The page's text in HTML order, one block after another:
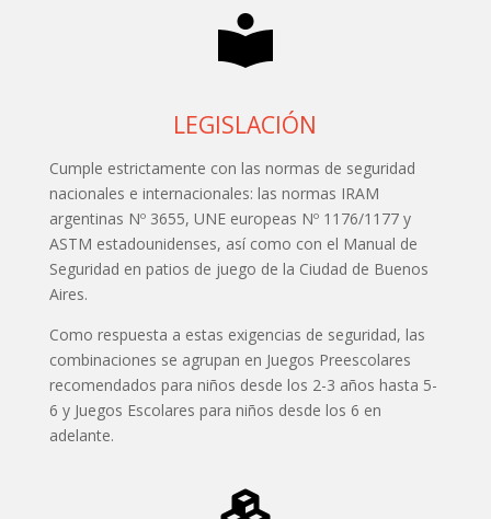
LEGISLACIÓN
Cumple estrictamente con las normas de seguridad
nacionales e internacionales: las normas IRAM
argentinas Nº 3655, UNE europeas Nº 1176/1177 y
ASTM estadounidenses, así como con el Manual de
Seguridad en patios de juego de la Ciudad de Buenos
Aires.
Como respuesta a estas exigencias de seguridad, las
combinaciones se agrupan en Juegos Preescolares
recomendados para niños desde los 2-3 años hasta 5-
6 y Juegos Escolares para niños desde los 6 en
adelante.